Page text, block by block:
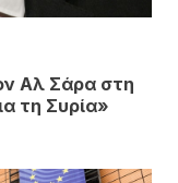
Αλ Σάρα στη
τη Συρία»